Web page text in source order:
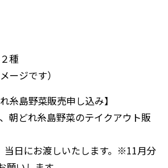
種
ージです）
糸島野菜販売申し込み】
朝どれ糸島野菜のテイクアウト販
当日にお渡しいたします。※11月分